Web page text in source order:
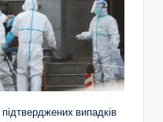
випадків